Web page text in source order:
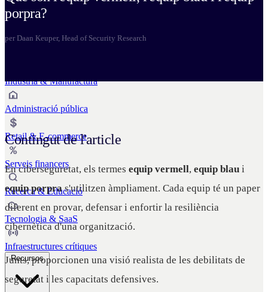
Business Continuity & Recovery
Indústria & Manufactura
Administració pública
Retail & E-commerce
Serveis financers
Recerca & Educació
Tecnologia & SaaS
Infraestructures crítiques
Recursos
porpra?
per Daan Keuper, Head of Security Research
Contingut de l'article
En ciberseguretat, els termes equip vermell, equip blau i
equip porpras'utilitzen àmpliament. Cada equip té un paper
diferent en provar, defensar i enfortir la resiliència
cibernètica d'una organització.
Junts, proporcionen una visió realista de les debilitats de
seguretat i les capacitats defensives.